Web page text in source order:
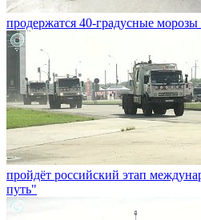
продержатся 40-градусные
пройдёт российский этап
путь"